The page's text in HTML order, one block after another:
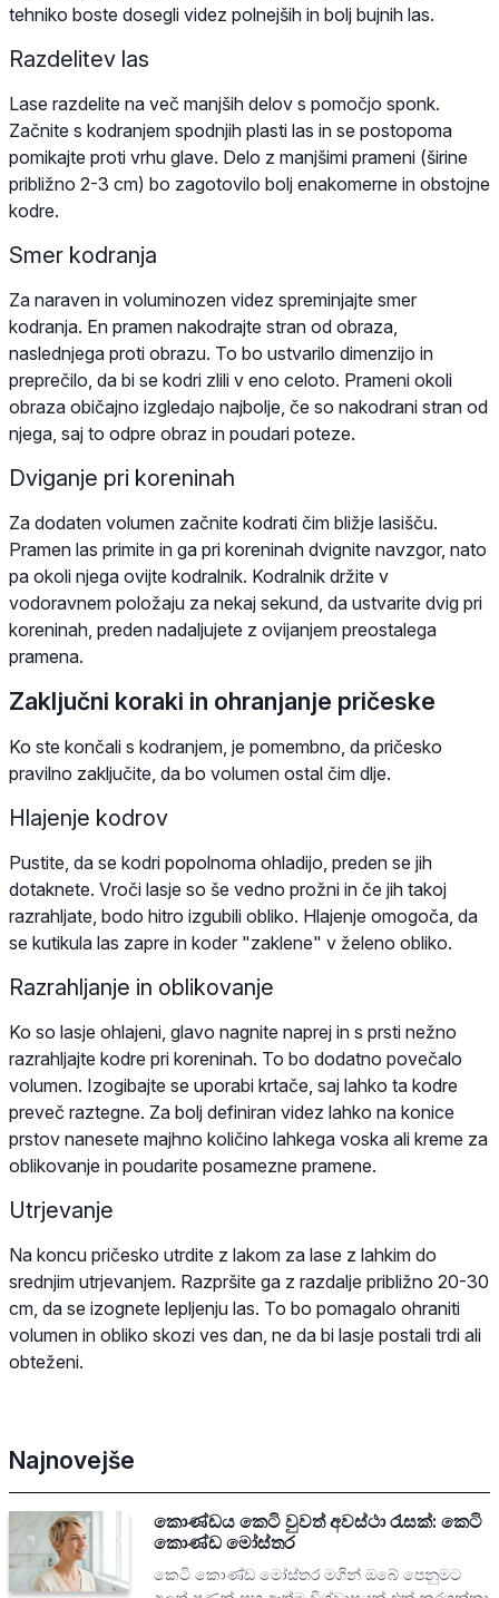
tehniko boste dosegli videz polnejših in bolj bujnih las.
Razdelitev las
Lase razdelite na več manjših delov s pomočjo sponk.
Začnite s kodranjem spodnjih plasti las in se postopoma
pomikajte proti vrhu glave. Delo z manjšimi prameni (širine
približno 2-3 cm) bo zagotovilo bolj enakomerne in obstojne
kodre.
Smer kodranja
Za naraven in voluminozen videz spreminjajte smer
kodranja. En pramen nakodrajte stran od obraza,
naslednjega proti obrazu. To bo ustvarilo dimenzijo in
preprečilo, da bi se kodri zlili v eno celoto. Prameni okoli
obraza običajno izgledajo najbolje, če so nakodrani stran od
njega, saj to odpre obraz in poudari poteze.
Dviganje pri koreninah
Za dodaten volumen začnite kodrati čim bližje lasišču.
Pramen las primite in ga pri koreninah dvignite navzgor, nato
pa okoli njega ovijte kodralnik. Kodralnik držite v
vodoravnem položaju za nekaj sekund, da ustvarite dvig pri
koreninah, preden nadaljujete z ovijanjem preostalega
pramena.
Zaključni koraki in ohranjanje pričeske
Ko ste končali s kodranjem, je pomembno, da pričesko
pravilno zaključite, da bo volumen ostal čim dlje.
Hlajenje kodrov
Pustite, da se kodri popolnoma ohladijo, preden se jih
dotaknete. Vroči lasje so še vedno prožni in če jih takoj
razrahljate, bodo hitro izgubili obliko. Hlajenje omogoča, da
se kutikula las zapre in koder "zaklene" v želeno obliko.
Razrahljanje in oblikovanje
Ko so lasje ohlajeni, glavo nagnite naprej in s prsti nežno
razrahljajte kodre pri koreninah. To bo dodatno povečalo
volumen. Izogibajte se uporabi krtače, saj lahko ta kodre
preveč raztegne. Za bolj definiran videz lahko na konice
prstov nanesete majhno količino lahkega voska ali kreme za
oblikovanje in poudarite posamezne pramene.
Utrjevanje
Na koncu pričesko utrdite z lakom za lase z lahkim do
srednjim utrjevanjem. Razpršite ga z razdalje približno 20-30
cm, da se izognete lepljenju las. To bo pomagalo ohraniti
volumen in obliko skozi ves dan, ne da bi lasje postali trdi ali
obteženi.
Najnovejše
කොණ්ඩය කෙටි වුවත් අවස්ථා රැසක්: කෙටි
කොණ්ඩ මෝස්තර
කෙටි කොණ්ඩ මෝස්තර මගින් ඔබේ පෙනුමට